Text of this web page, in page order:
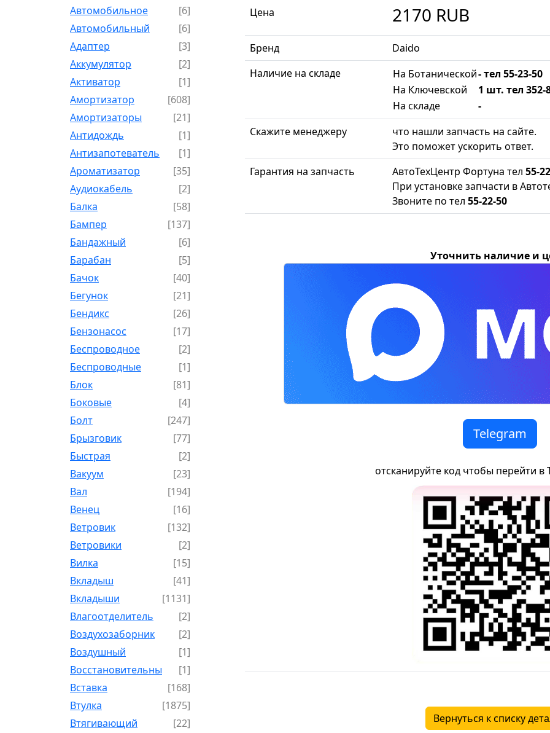
Автомобильное
[6]
Автомобильный
[6]
Адаптер
[3]
Аккумулятор
[2]
Активатор
[1]
Амортизатор
[608]
Амортизаторы
[21]
Антидождь
[1]
Антизапотеватель
[1]
Ароматизатор
[35]
Аудиокабель
[2]
Балка
[58]
Бампер
[137]
Бандажный
[6]
Барабан
[5]
Бачок
[40]
Бегунок
[21]
Бендикс
[26]
Бензонасос
[17]
Беспроводное
[2]
Беспроводные
[1]
Блок
[81]
Боковые
[4]
Болт
[247]
Брызговик
[77]
Быстрая
[2]
Вакуум
[23]
Вал
[194]
Венец
[16]
Ветровик
[132]
Ветровики
[2]
Вилка
[15]
Вкладыш
[41]
Вкладыши
[1131]
Влагоотделитель
[2]
Воздухозаборник
[2]
Воздушный
[1]
Восстановительный
[1]
Вставка
[168]
Втулка
[1875]
Втягивающий
[22]
Цена 2170 RUB
Бренд
Daido
Наличие на складе
На Ботанической- тел 55-23-50
На Ключевской
1 шт. тел 352-
На складе
-
Скажите менеджеру
что нашли запчасть на сайте.
Это поможет ускорить ответ.
Гарантия на запчасть
АвтоТехЦентр Фортуна тел 55-
При установке запчасти в
Звоните по тел 55-22-50
Уточнить наличие и
Telegram
отсканируйте код чтобы перейти в
Вернуться к списку